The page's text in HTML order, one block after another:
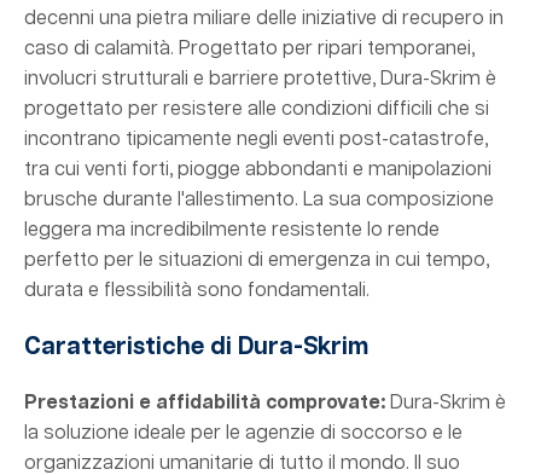
decenni una pietra miliare delle iniziative di recupero in
caso di calamità. Progettato per ripari temporanei,
involucri strutturali e barriere protettive, Dura-Skrim è
progettato per resistere alle condizioni difficili che si
incontrano tipicamente negli eventi post-catastrofe,
tra cui venti forti, piogge abbondanti e manipolazioni
brusche durante l'allestimento. La sua composizione
leggera ma incredibilmente resistente lo rende
perfetto per le situazioni di emergenza in cui tempo,
durata e flessibilità sono fondamentali.
Caratteristiche di Dura-Skrim
Prestazioni e affidabilità comprovate: Dura-Skrim è
la soluzione ideale per le agenzie di soccorso e le
organizzazioni umanitarie di tutto il mondo. Il suo